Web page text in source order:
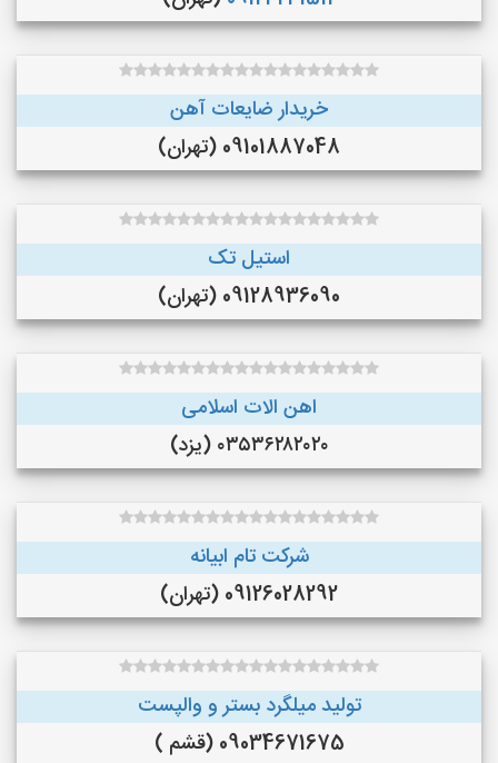
خریدار ضایعات آهن
09101887048 (تهران)
استیل تک
09128936090 (تهران)
اهن الات اسلامی
۰۳۵۳۶۲۸۲۰۲۰ (یزد)
شرکت تام ابیانه
09126028292 (تهران)
تولید میلگرد بستر و والپست
09034671675 (قشم )